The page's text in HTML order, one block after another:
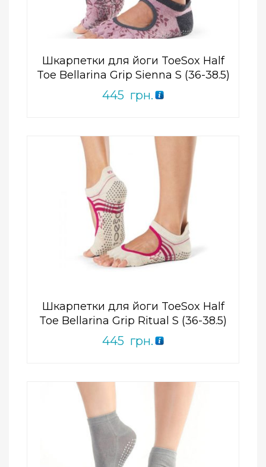
Шкарпетки для йоги ToeSox Half
Toe Bellarina Grip Sienna S (36-38.5)
445 грн.
Шкарпетки для йоги ToeSox Half
Toe Bellarina Grip Ritual S (36-38.5)
445 грн.
ПРИДБАТИ
Add to Wishlist
Add to Wishlist